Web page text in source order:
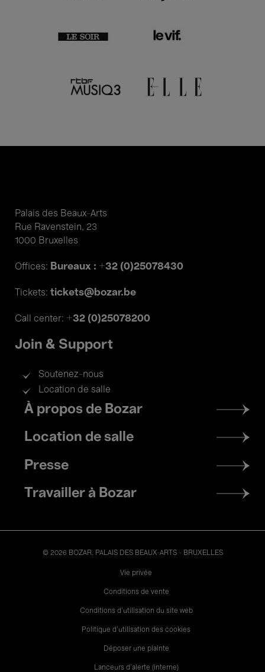
Palais des Beaux-Arts
Rue Ravenstein, 23
1000 Bruxelles
Offices: Bureaux : +32 (0)25078430
Tickets: tickets@bozar.be
Call center: +32 (0)25078200
Join & Support
Soutenez-nous
Location de salle
Footer
menu
À propos de Bozar
Location de salle
Presse
Travailler à Bozar
© 2026 BOZAR. PALAIS DES BEAUX-ARTS - BRUXELLES
Vie privée
Conditions de vente
Conditions d'utilisation du site web
Politique d'utilisation des cookies
Déposer une plainte
Lanceurs d’alerte (interne)